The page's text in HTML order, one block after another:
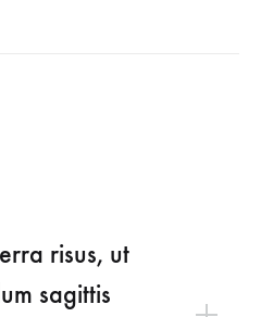
risus, ut
sagittis